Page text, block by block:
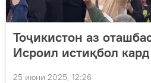
Тоҷикистон аз
Исроил истиқбол кард
25 июни 2025, 12:26